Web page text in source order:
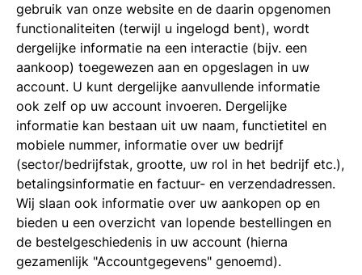
gebruik van onze website en de daarin opgenomen
functionaliteiten (terwijl u ingelogd bent), wordt
dergelijke informatie na een interactie (bijv. een
aankoop) toegewezen aan en opgeslagen in uw
account. U kunt dergelijke aanvullende informatie
ook zelf op uw account invoeren. Dergelijke
informatie kan bestaan uit uw naam, functietitel en
mobiele nummer, informatie over uw bedrijf
(sector/bedrijfstak, grootte, uw rol in het bedrijf etc.),
betalingsinformatie en factuur- en verzendadressen.
Wij slaan ook informatie over uw aankopen op en
bieden u een overzicht van lopende bestellingen en
de bestelgeschiedenis in uw account (hierna
gezamenlijk "Accountgegevens" genoemd).